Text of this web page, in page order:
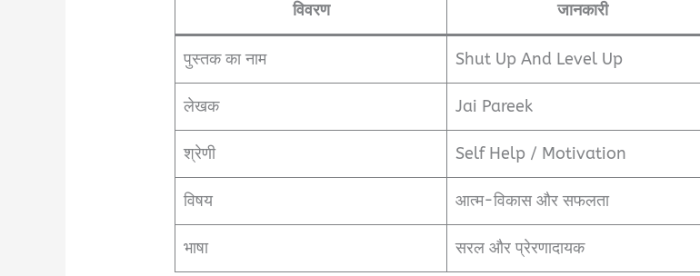
विवरण जानकारी
पुस्तक का नाम Shut Up And Level Up
लेखक Jai Pareek
श्रेणी Self Help / Motivation
विषय आत्म-विकास और सफलता
भाषा
सरल और प्रेरणादायक